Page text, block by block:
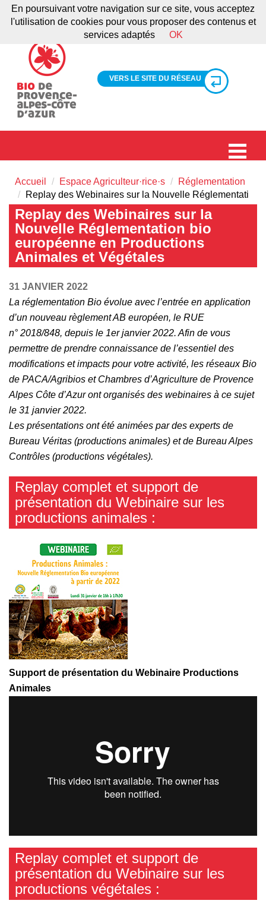
VERS LE SITE DU RÉSEAU
Accueil Espace Agriculteur·rice·s
Réglementation
Replay des Webinaires sur la Nouvelle Réglementati
Replay des Webinaires sur la
Nouvelle Réglementation bio
européenne en Productions
Animales et Végétales
31 JANVIER 2022
La réglementation Bio évolue avec l’entrée en application
d’un nouveau règlement AB européen, le RUE
n° 2018/848, depuis le 1er janvier 2022. Afin de vous
permettre de prendre connaissance de l’essentiel des
modifications et impacts pour votre activité, les réseaux Bio
de PACA/Agribios et Chambres d’Agriculture de Provence
Alpes Côte d’Azur ont organisés des webinaires à ce sujet
le 31 janvier 2022.
Les présentations ont été animées par des experts de
Bureau Véritas (productions animales) et de Bureau Alpes
Contrôles (productions végétales).
Replay complet et support de
présentation du Webinaire sur les
productions animales :
Support de présentation du Webinaire Productions
Animales
Replay complet et support de
présentation du Webinaire sur les
productions végétales :
En poursuivant votre navigation sur ce site, vous acceptez
l'utilisation de cookies pour vous proposer des contenus et
services adaptés
OK